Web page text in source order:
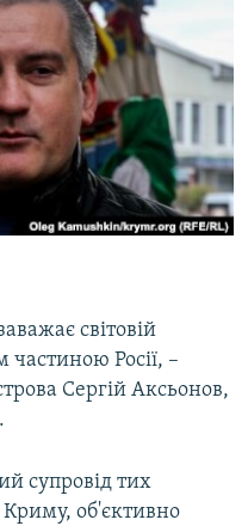
світовій
частиною Росії, –
Сергій Аксьонов,
.
супровід тих
Криму, об'єктивно